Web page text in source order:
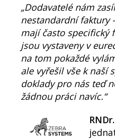
„Dodavatelé nám
nestandardní faktury
mají často specifický
jsou vystaveny v
na tom pokaždé
ale vyřešil vše k naší
doklady pro nás teď
žádnou práci navíc.“